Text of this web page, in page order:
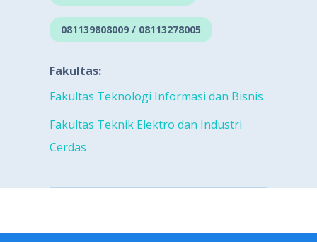
081139808009 / 08113278005
Fakultas:
Fakultas Teknologi Informasi dan Bisnis
Fakultas Teknik Elektro dan Industri
Cerdas